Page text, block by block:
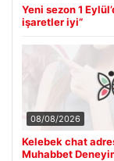
Yeni sezon 1
işaretler iyi”
08/08/2026
Kelebek chat
Muhabbet